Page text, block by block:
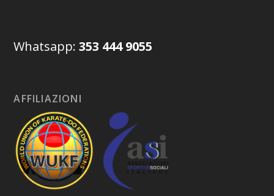
Whatsapp:353 444 9055
AFFILIAZIONI